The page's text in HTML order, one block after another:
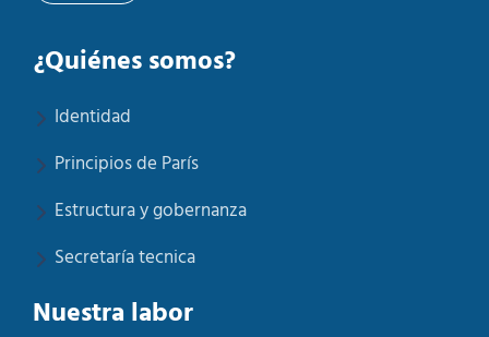
¿Quiénes somos?
Identidad
Principios de París
Estructura y gobernanza
Secretaría tecnica
Nuestra labor